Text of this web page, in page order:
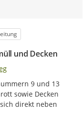
und Decken
9 und 13
sowie Decken
direkt neben